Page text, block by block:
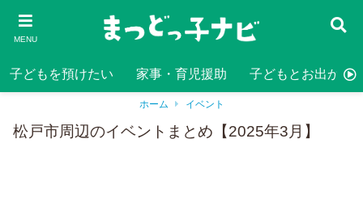
MENU
子どもを預けたい 家事・育児援助 子どもとお出かけ
ホーム イベント
松戸市周辺のイベントまとめ【2025年3月】